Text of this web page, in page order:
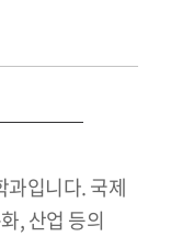
과입니다. 국제
, 산업 등의